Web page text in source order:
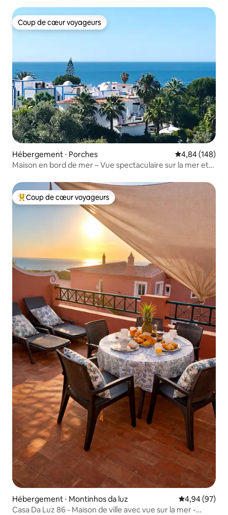
Coup de cœur voyageurs
Coup de cœur voyageurs
Hébergement ⋅ Porches Évaluation
4,84 (148)
Maison en bord de mer – Vue spectaculaire sur la mer et
Coups de cœur voyageurs les plus appréciés
Coup de cœur voyageurs
Hébergement ⋅ Montinhos da luz Évaluation
4,94 (97)
Casa Da Luz 86 - Maison de ville avec vue sur la mer -